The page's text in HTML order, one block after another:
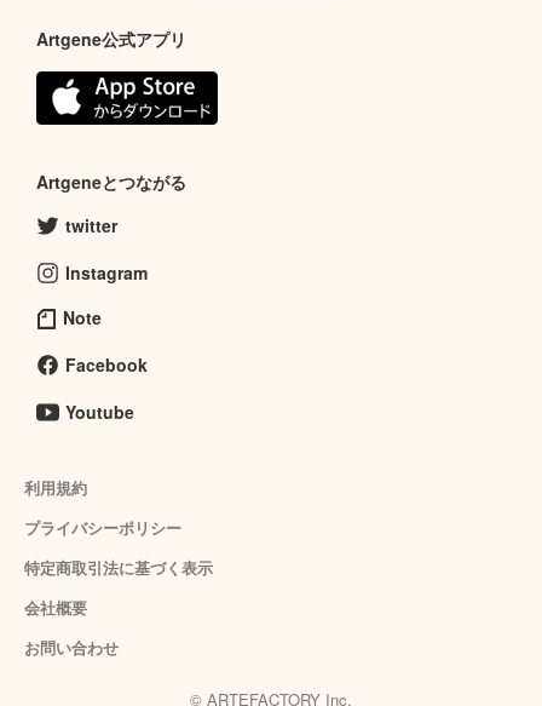
Artgene公式アプリ
Artgeneとつながる
twitter
Instagram
Note
Facebook
Youtube
利用規約
プライバシーポリシー
特定商取引法に基づく表示
会社概要
お問い合わせ
© ARTEFACTORY Inc.